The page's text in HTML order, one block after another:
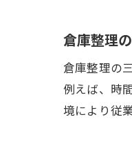
倉庫整理
倉庫整理の
例えば、時
境により従